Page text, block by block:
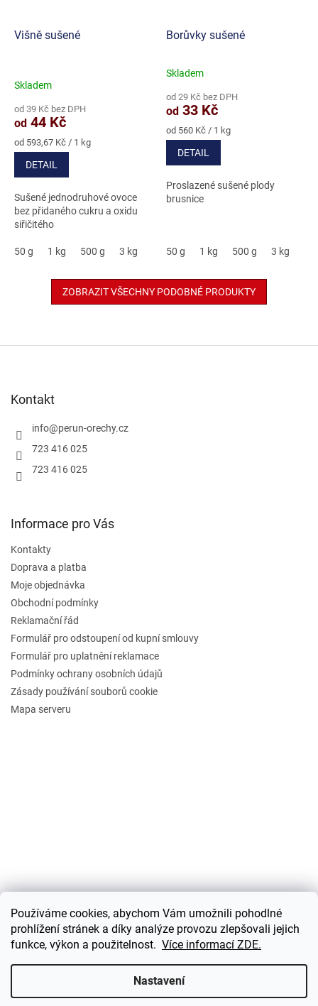
Používáme cookies, abychom Vám umožnili pohodlné
prohlížení stránek a díky analýze provozu zlepšovali jejich
funkce, výkon a použitelnost. Více informací ZDE.
Nastavení
Višně sušené
Skladem
od 39 Kč bez DPH
od 44 Kč
Měrná
cena:
od 593,67 Kč / 1 kg
DETAIL
Sušené jednodruhové ovoce
bez přidaného cukru a oxidu
siřičitého
50 g 1 kg 500 g 3 kg
Borůvky sušené
Průměrné
produktu
je
5,0
z
hvězdiček.
Skladem
od 29 Kč bez DPH
od 33 Kč
Měrná
cena:
od 560 Kč / 1 kg
DETAIL
Proslazené sušené plody
brusnice
50 g 1 kg 500 g 3 kg
ZOBRAZIT VŠECHNY PODOBNÉ PRODUKTY
Kontakt
info@perun-orechy.cz
723 416 025
723 416 025
Informace pro Vás
Kontakty
Doprava a platba
Moje objednávka
Obchodní podmínky
Reklamační řád
Formulář pro odstoupení od kupní smlouvy
Formulář pro uplatnění reklamace
Podmínky ochrany osobních údajů
Zásady používání souborů cookie
Mapa serveru